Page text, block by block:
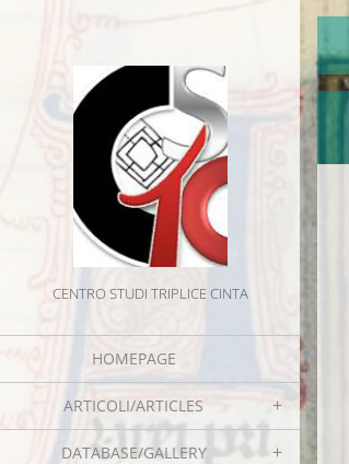
CENTRO STUDI TRIPLICE CINTA
HOMEPAGE
ARTICOLI/ARTICLES
DATABASE/GALLERY